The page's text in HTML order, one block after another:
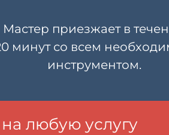
Мастер приезжает в
минутсо всем
инструментом.
на любую услугу